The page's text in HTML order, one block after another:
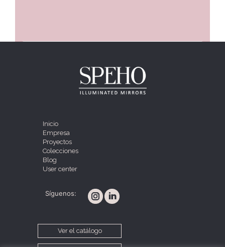
Inicio
Empresa
Proyectos
Colecciones
Blog
User center
Síguenos:
Ver el catálogo